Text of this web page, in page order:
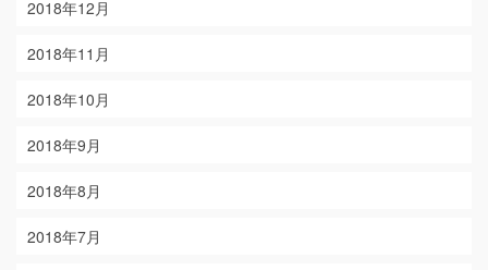
2018年12月
2018年11月
2018年10月
2018年9月
2018年8月
2018年7月